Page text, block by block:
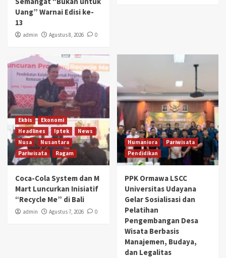
Uang” Warnai Edisi ke-
13
admin Agustus 8, 2026 0
Ekbis
Ekonomi
Headlines
Iptek
News
Nusa
Nusantara
Pariwisata
Ragam
Coca-Cola System dan M
Mart Luncurkan Inisiatif
“Recycle Me” di Bali
admin Agustus 7, 2026 0
Humaniora
Pariwisata
Pendidikan
PPK Ormawa LSCC
Universitas Udayana
Gelar Sosialisasi dan
Pelatihan
Pengembangan Desa
Wisata Berbasis
Manajemen, Budaya,
dan Legalitas